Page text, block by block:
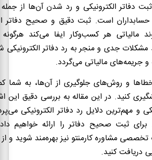
دفاتر الکترونیکی و رد شدن آن‌ها از
حسابداران است. ثبت دقیق و صحیح دفاتر
مالیاتی هر کسب‌وکار ایفا می‌کند هرگونه
مشکلات جدی و منجر به رد دفاتر
جریمه‌های مالیاتی می‌گردد.
و روش‌های جلوگیری از آن‌ها، به شما
کنید. در این مقاله به بررسی دقیق این
و مهم‌ترین دلایل رد دفاتر الکترونیکی
برای ثبت صحیح دفاتر را ارائه خواهیم
مشاوره کارمنتو نیز بهره‌مند شوید و
دریافت کنید.